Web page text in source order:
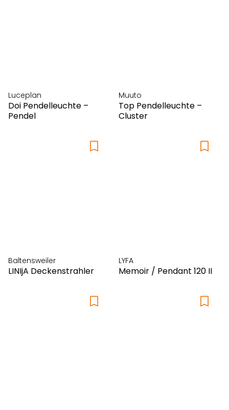
Luceplan
Doi Pendelleuchte –
Pendel
Muuto
Top Pendelleuchte –
Cluster
Baltensweiler
LINIjA Deckenstrahler
LYFA
Memoir / Pendant 120 II